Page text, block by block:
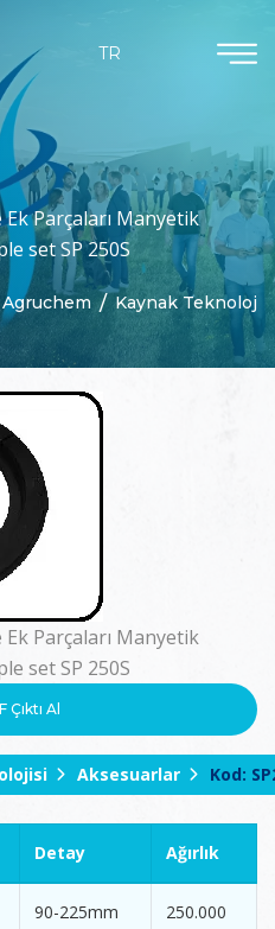
TR
Parçaları Manyetik
set SP 250S
Agruchem Kaynak Teknolojisi
Ek Parçaları Manyetik
set SP 250S
Çıktı Al
Aksesuarlar Kod:
Detay Ağırlık
90-225mm 250.000